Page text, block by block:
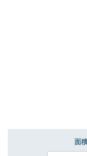
面